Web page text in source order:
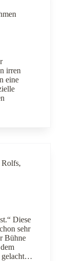
irren
eine
,
Diese
sehr
Bühne
gelacht…